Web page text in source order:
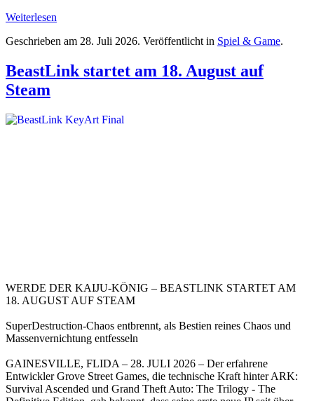
Weiterlesen
Geschrieben am 28. Juli 2026. Veröffentlicht in Spiel & Game.
BeastLink startet am 18. August auf
Steam
WERDE DER KAIJU-KÖNIG – BEASTLINK STARTET AM
18. AUGUST AUF STEAM
SuperDestruction-Chaos entbrennt, als Bestien reines Chaos und
Massenvernichtung entfesseln
GAINESVILLE, FLIDA – 28. JULI 2026 – Der erfahrene
Entwickler Grove Street Games, die technische Kraft hinter ARK:
Survival Ascended und Grand Theft Auto: The Trilogy - The